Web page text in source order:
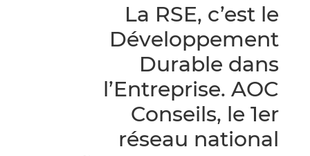
La RSE, c’est le
Développement
Durable dans
l’Entreprise. AOC
Conseils, le 1er
réseau national